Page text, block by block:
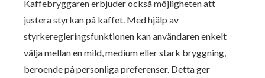
Kaffebryggaren erbjuder också möjligheten att
justera styrkan på kaffet. Med hjälp av
styrkeregleringsfunktionen kan användaren enkelt
välja mellan en mild, medium eller stark bryggning,
beroende på personliga preferenser. Detta ger